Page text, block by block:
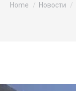
Home Новости